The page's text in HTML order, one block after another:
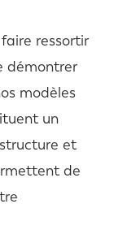
ressortir
démontrer
modèles
un
et
de